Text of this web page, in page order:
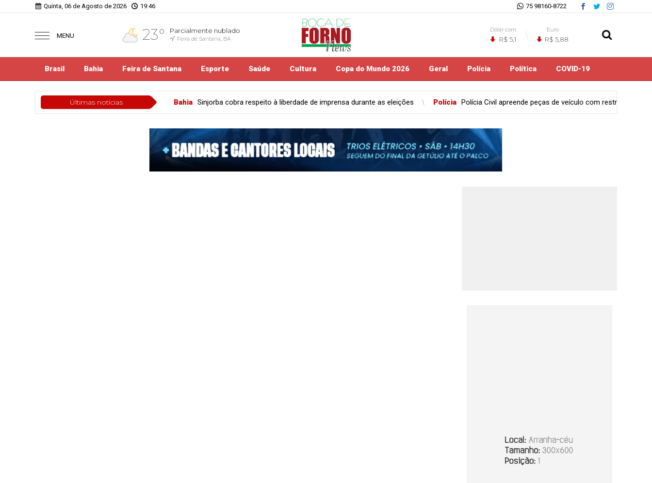
Quinta, 06 de Agosto de 2026 19:46 75 98160-8722
MENU 23° Parcialmente nublado
Feira de Santana, BA
Dólar com.
R$ 5,1
Euro
R$ 5,88
Brasil Bahia Feira de Santana Esporte Saúde Cultura Copa do Mundo 2026 Geral Polícia Política COVID-19
Últimas notícias
Bahia Sinjorba cobra respeito à liberdade de imprensa durante as eleições Polícia Polícia Civil apreende peças de veículo com restrição de furto mediante fraude em Feira de